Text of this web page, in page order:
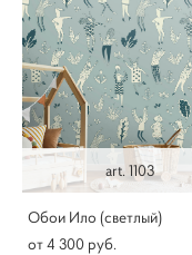
art. 1103
Обои Ило (светлый)
от 4 300 pуб.